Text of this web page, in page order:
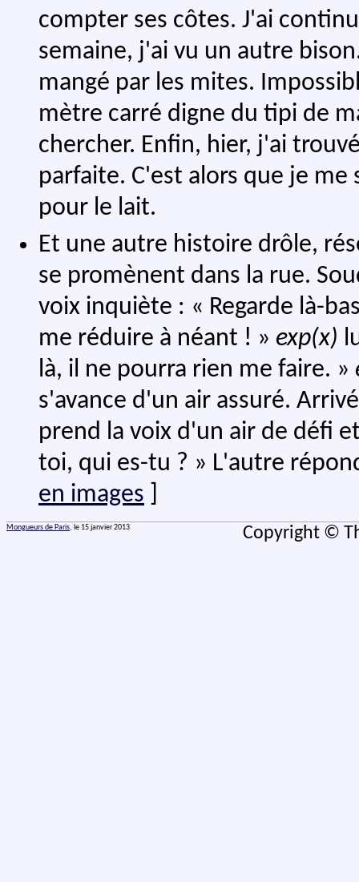
compter ses côtes. J'ai
semaine, j'ai vu un autre
mangé par les mites.
mètre carré digne du tipi de
chercher. Enfin, hier, j'ai
parfaite. C'est alors que je
pour le lait.
Et une autre histoire drôle,
se promènent dans la rue.
voix inquiète : « Regarde là-
me réduire à néant ! » exp(x)
là, il ne pourra rien me faire. »
s'avance d'un air assuré.
prend la voix d'un air de défi
toi, qui es-tu ? » L'autre
en images
Mongueurs de Paris, le 15 janvier 2013 Copyright ©